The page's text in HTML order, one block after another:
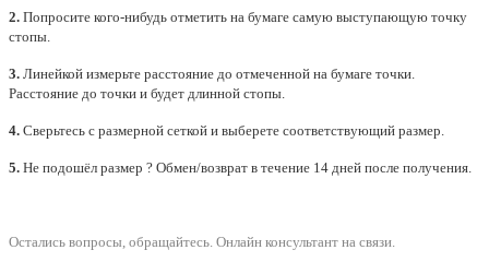
2. Попросите кого-нибудь отметить на бумаге самую выступающую точку
стопы.
3. Линейкой измерьте расстояние до отмеченной на бумаге точки.
Расстояние до точки и будет длинной стопы.
4. Сверьтесь с размерной сеткой и выберете соответствующий размер.
5. Не подошёл размер ? Обмен/возврат в течение 14 дней после получения.
Остались вопросы, обращайтесь. Онлайн консультант на связи.